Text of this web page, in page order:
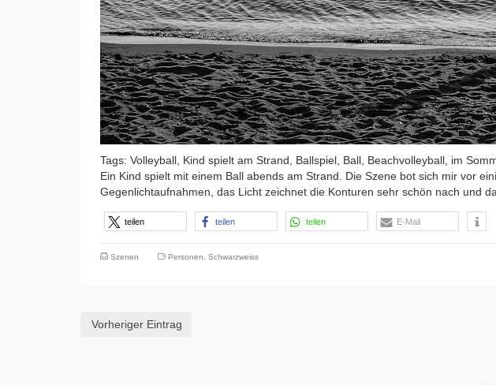
Tags: Volleyball, Kind spielt am Strand, Ballspiel, Ball, Beachvolleyball, im
Ein Kind spielt mit einem Ball abends am Strand. Die Szene bot sich mir vor
Gegenlichtaufnahmen, das Licht zeichnet die Konturen sehr schön nach und
teilen teilen teilen E-Mail
Szenen Personen Schwarzweiss
Vorheriger Eintrag